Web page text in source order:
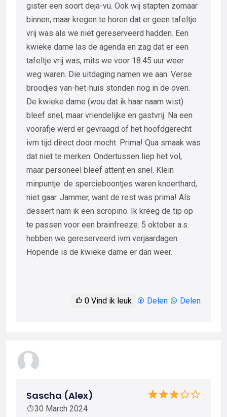
gister een soort deja-vu. Ook wij stapten zomaar
binnen, maar kregen te horen dat er geen tafeltje
vrij was als we niet gereserveerd hadden. Een
kwieke dame las de agenda en zag dat er een
tafeltje vrij was, mits we voor 18.45 uur weer
weg waren. Die uitdaging namen we aan. Verse
broodjes van-het-huis stonden nog in de oven.
De kwieke dame (wou dat ik haar naam wist)
bleef snel, maar vriendelijke en gastvrij. Na een
voorafje werd er gevraagd of het hoofdgerecht
ivm tijd direct door mocht. Prima! Qua smaak was
dat niet te merken. Ondertussen liep het vol,
maar personeel bleef attent en snel. Klein
minpuntje: de spercieboontjes waren knoerthard,
niet gaar. Jammer, want de rest was prima! Als
dessert nam ik een scropino. Ik kreeg de tip op
te passen voor een brainfreeze. 5 oktober a.s.
hebben we gereserveerd ivm verjaardagen.
Hopende is de kwieke dame er dan weer.
0 Vind ik leuk Delen Delen
Sascha (Alex)
30 March 2024